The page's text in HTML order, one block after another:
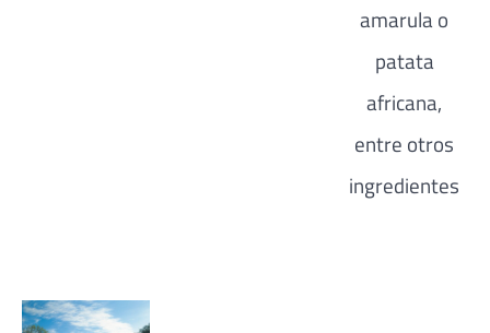
amarula o
patata
africana,
entre otros
ingredientes